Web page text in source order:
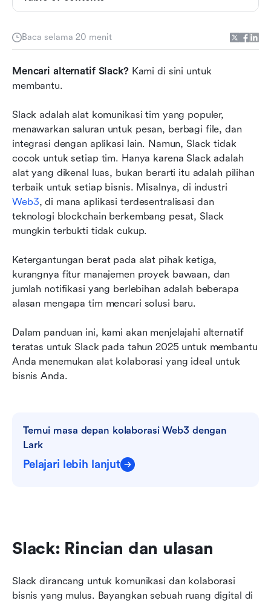
Baca selama 20 menit
Mencari alternatif Slack? Kami di sini untuk
membantu.
Slack adalah alat komunikasi tim yang populer,
menawarkan saluran untuk pesan, berbagi file, dan
integrasi dengan aplikasi lain. Namun, Slack tidak
cocok untuk setiap tim. Hanya karena Slack adalah
alat yang dikenal luas, bukan berarti itu adalah pilihan
Web3, di mana aplikasi terdesentralisasi dan
teknologi blockchain berkembang pesat, Slack
mungkin terbukti tidak cukup.
Ketergantungan berat pada alat pihak ketiga,
kurangnya fitur manajemen proyek bawaan, dan
jumlah notifikasi yang berlebihan adalah beberapa
alasan mengapa tim mencari solusi baru.
Dalam panduan ini, kami akan menjelajahi alternatif
teratas untuk Slack pada tahun 2025 untuk membantu
Anda menemukan alat kolaborasi yang ideal untuk
bisnis Anda.
Temui masa depan kolaborasi Web3 dengan
Lark
Pelajari lebih lanjut
Slack: Rincian dan ulasan
Slack dirancang untuk komunikasi dan kolaborasi
bisnis yang mulus. Bayangkan sebuah ruang digital di
Slack: Rincian dan ulasan
Mengapa bisnis mencari alternatif Slack
Alternatif untuk Slack
Alternatif Slack teratas lainnya
FAQ tentang Alternatif Slack
Pemikiran Akhir